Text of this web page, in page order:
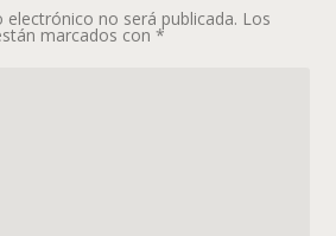
no será publicada. Los
marcados con*